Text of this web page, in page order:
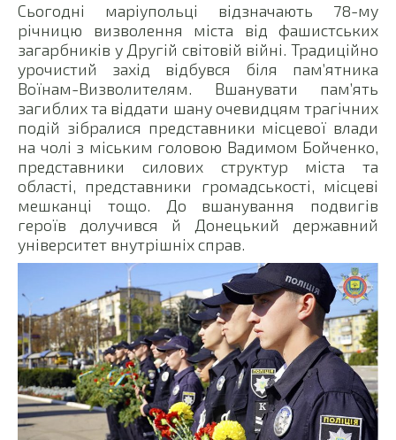
Сьогодні маріупольці відзначають 78-му
річницю визволення міста від фашистських
загарбників у Другій світовій війні. Традиційно
урочистий захід відбувся біля пам’ятника
Воїнам-Визволителям. Вшанувати пам’ять
загиблих та віддати шану очевидцям трагічних
подій зібралися представники місцевої влади
на чолі з міським головою Вадимом Бойченко,
представники силових структур міста та
області, представники громадськості, місцеві
мешканці тощо. До вшанування подвигів
героїв долучився й Донецький державний
університет внутрішніх справ.